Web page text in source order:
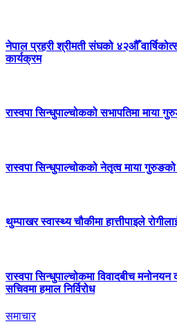
नेपाल प्रहरी श्रीमती संघको ४२औँ
कार्यक्रम
रास्वपा सिन्धुपाल्चोकको सभापतिमा माया
रास्वपा सिन्धुपाल्चोकको नेतृत्व माया
थुम्पाखर स्वास्थ्य चौकीमा हात्तीपाइले
रास्वपा सिन्धुपाल्चोकमा विवादबीच मनोनयन
सचिवमा हमाल निर्विरोध
समाचार